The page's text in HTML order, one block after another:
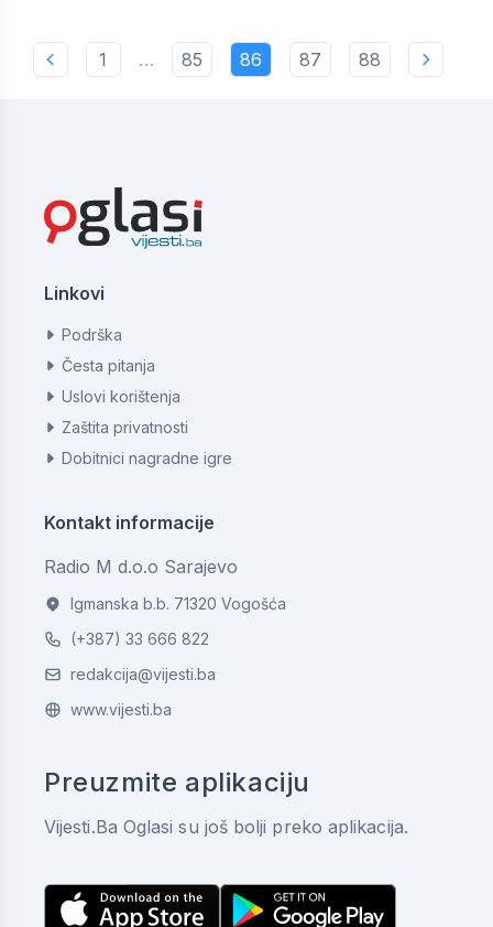
1 … 85 86 87 88
Linkovi
Podrška
Česta pitanja
Uslovi korištenja
Zaštita privatnosti
Dobitnici nagradne igre
Kontakt informacije
Radio M d.o.o Sarajevo
Igmanska b.b. 71320 Vogošća
(+387) 33 666 822
redakcija@vijesti.ba
www.vijesti.ba
Preuzmite aplikaciju
Vijesti.Ba Oglasi su još bolji preko aplikacija.